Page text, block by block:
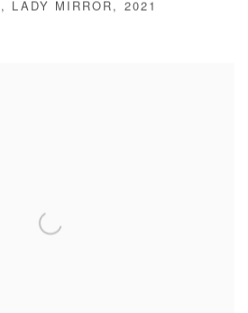
, LADY MIRROR , 2021